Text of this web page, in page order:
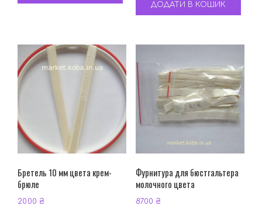
ДОДАТИ В КОШИК
Бретель 10 мм цвета крем-
брюле
20.00 ₴
Фурнитура для бюстгальтера
молочного цвета
87.00 ₴